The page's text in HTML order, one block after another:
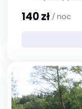
140 zł / noc